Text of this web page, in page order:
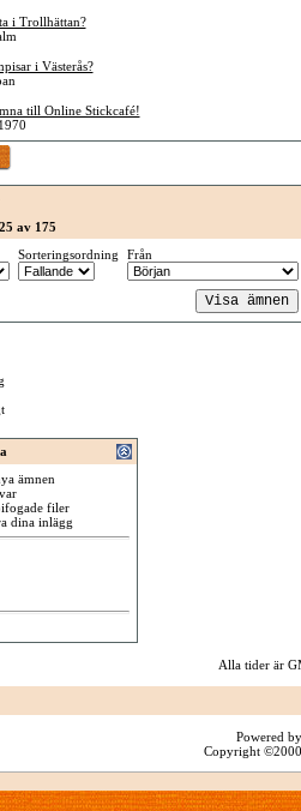
i Trollhättan?
i Västerås?
till Online Stickcafé!
av 175
Sorteringsordning Från
ämnen
filer
dina inlägg
Alla tider är
Powered
Copyright